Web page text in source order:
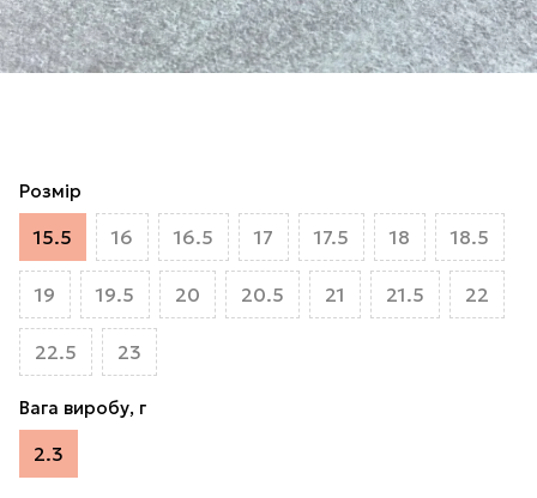
Розмір
15.5 16 16.5 17 17.5 18 18.5
19 19.5 20 20.5 21 21.5 22
22.5 23
Вага виробу, г
2.3